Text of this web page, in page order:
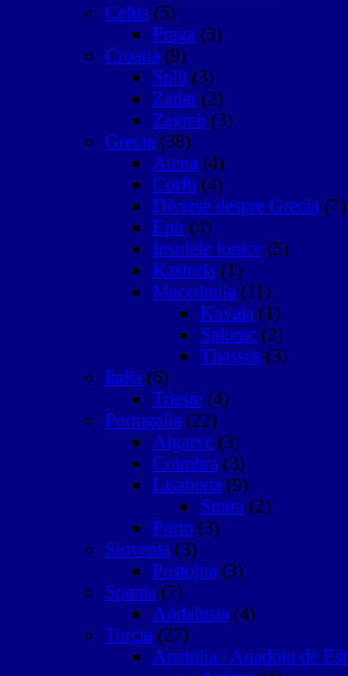
Cehia (5)
Praga (3)
Croatia (9)
Split (3)
Zadar (2)
Zagreb (3)
Grecia (38)
Atena (4)
Corfu (4)
Diverse despre Grecia (7)
Epir (4)
Insulele Ionice (5)
Kastoria (1)
Macedonia (11)
Kavala (1)
Salonic (2)
Thassos (3)
Italia (6)
Trieste (4)
Portugalia (22)
Algarve (3)
Coimbra (3)
Lisabona (9)
Sintra (2)
Porto (3)
Slovenia (3)
Postojna (3)
Spania (7)
Andalusia (4)
Turcia (27)
Anatolia / Anadolu de Est